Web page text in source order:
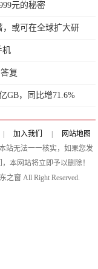
元的秘密
，或可在全球扩大研
机
复
GB，同比增71.6%
加入我们
网站地图
站无法一一核实，如果您发
本网站将立即予以删除！
之窗 All Right Reserved.